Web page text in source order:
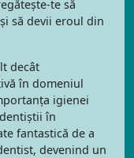
te să
să devii eroul din
decât
în domeniul
igienei
în
fantastică de a
devenind un